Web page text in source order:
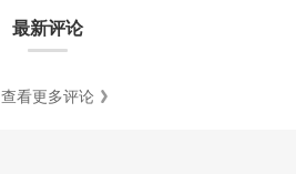
最新评论
查看更多评论